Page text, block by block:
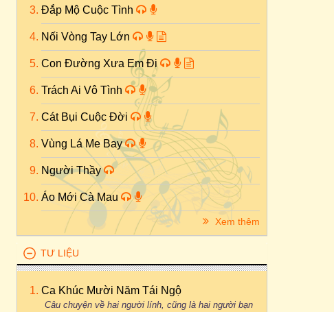
Đắp Mộ Cuộc Tình
Nối Vòng Tay Lớn
Con Đường Xưa Em Đi
Trách Ai Vô Tình
Cát Bụi Cuộc Đời
Vùng Lá Me Bay
Người Thầy
Áo Mới Cà Mau
Xem thêm
TƯ LIỆU
Ca Khúc Mười Năm Tái Ngộ
Câu chuyện về hai người lính, cũng là hai người bạn